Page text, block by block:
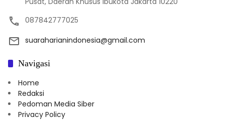
087842777025
suaraharianindonesia@gmail.com
Navigasi
Home
Redaksi
Pedoman Media Siber
Privacy Policy